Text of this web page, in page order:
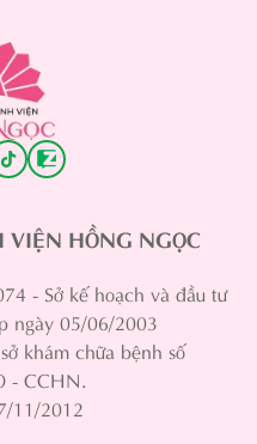
VIỆN HỒNG NGỌC
- Sở kế hoạch và đầu tư
ngày 05/06/2003
khám chữa bệnh số
- CCHN.
11/2012